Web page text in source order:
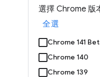
選擇 Chrome 版
全選
Chrome 141
Chrome 140
Chrome 139